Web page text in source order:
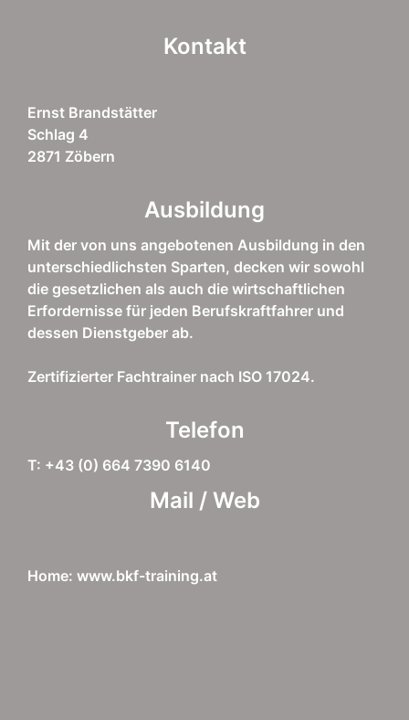
Kontakt
Ernst Brandstätter
Schlag 4
2871 Zöbern
Ausbildung
Mit der von uns angebotenen Ausbildung in den
unterschiedlichsten Sparten, decken wir sowohl
die gesetzlichen als auch die wirtschaftlichen
Erfordernisse für jeden Berufskraftfahrer und
dessen Dienstgeber ab.
Zertifizierter Fachtrainer nach ISO 17024.
Telefon
T: +43 (0) 664 7390 6140
Mail / Web
Home: www.bkf-training.at